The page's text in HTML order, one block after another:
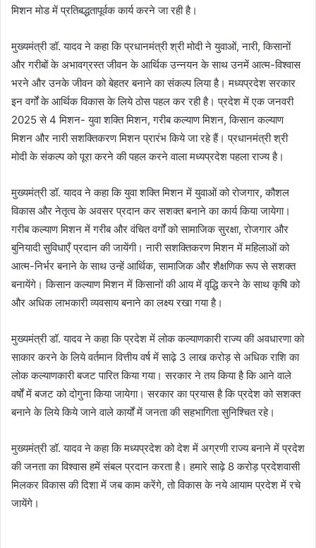
मिशन मोड में प्रतिबद्धतापूर्वक कार्य करने जा रही है।
मुख्यमंत्री डॉ. यादव ने कहा कि प्रधानमंत्री श्री मोदी ने युवाओं, नारी, किसानों
और गरीबों के अभावग्रस्त जीवन के आर्थिक उन्नयन के साथ उनमें आत्म-विश्वास
भरने और उनके जीवन को बेहतर बनाने का संकल्प लिया है। मध्यप्रदेश सरकार
इन वर्गों के आर्थिक विकास के लिये ठोस पहल कर रही है। प्रदेश में एक जनवरी
2025 से 4 मिशन- युवा शक्ति मिशन, गरीब कल्याण मिशन, किसान कल्याण
मिशन और नारी सशक्तिकरण मिशन प्रारंभ किये जा रहे हैं। प्रधानमंत्री श्री
मोदी के संकल्प को पूरा करने की पहल करने वाला मध्यप्रदेश पहला राज्य है।
मुख्यमंत्री डॉ. यादव ने कहा कि युवा शक्ति मिशन में युवाओं को रोजगार, कौशल
विकास और नेतृत्व के अवसर प्रदान कर सशक्त बनाने का कार्य किया जायेगा।
गरीब कल्याण मिशन में गरीब और वंचित वर्गों को सामाजिक सुरक्षा, रोजगार और
बुनियादी सुविधाएँ प्रदान की जायेंगी। नारी सशक्तिकरण मिशन में महिलाओं को
आत्म-निर्भर बनाने के साथ उन्हें आर्थिक, सामाजिक और शैक्षणिक रूप से सशक्त
बनायेंगे। किसान कल्याण मिशन में किसानों की आय में वृद्धि करने के साथ कृषि को
और अधिक लाभकारी व्यवसाय बनाने का लक्ष्य रखा गया है।
मुख्यमंत्री डॉ. यादव ने कहा कि प्रदेश में लोक कल्याणकारी राज्य की अवधारणा को
साकार करने के लिये वर्तमान वित्तीय वर्ष में साढ़े 3 लाख करोड़ से अधिक राशि का
लोक कल्याणकारी बजट पारित किया गया। सरकार ने तय किया है कि आने वाले
वर्षों में बजट को दोगुना किया जायेगा। सरकार का प्रयास है कि प्रदेश को सशक्त
बनाने के लिये किये जाने वाले कार्यों में जनता की सहभागिता सुनिश्चित रहे।
मुख्यमंत्री डॉ. यादव ने कहा कि मध्यप्रदेश को देश में अग्रणी राज्य बनाने में प्रदेश
की जनता का विश्वास हमें संबल प्रदान करता है। हमारे साढ़े 8 करोड़ प्रदेशवासी
मिलकर विकास की दिशा में जब काम करेंगे, तो विकास के नये आयाम प्रदेश में रचे
जायेंगे।